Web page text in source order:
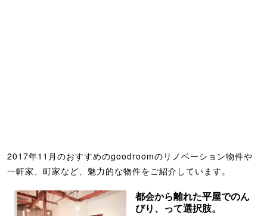
2017年11月のおすすめのgoodroomのリノベーション物件や
一軒家、町家など、魅力的な物件をご紹介しています。
都会から離れた平屋でのん
びり、って選択肢。